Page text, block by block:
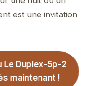
est une invitation
Le Duplex-5p-2
maintenant !